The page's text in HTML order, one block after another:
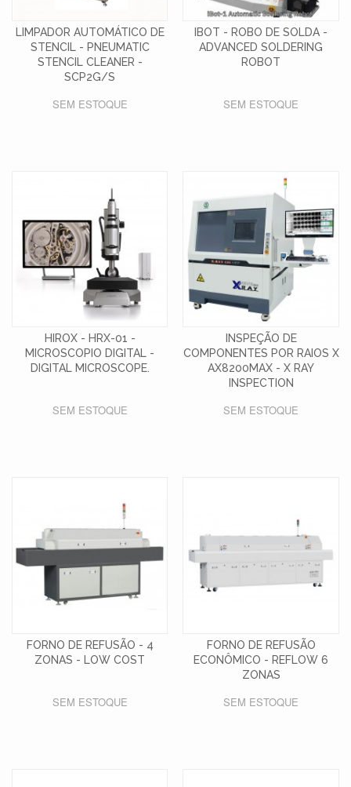
LIMPADOR AUTOMÁTICO DE
STENCIL - PNEUMATIC
STENCIL CLEANER -
SCP2G/S
SEM ESTOQUE
IBOT - ROBO DE SOLDA -
ADVANCED SOLDERING
ROBOT
SEM ESTOQUE
HIROX - HRX-01 -
MICROSCOPIO DIGITAL -
DIGITAL MICROSCOPE.
SEM ESTOQUE
INSPEÇÃO DE
COMPONENTES POR RAIOS X
AX8200MAX - X RAY
INSPECTION
SEM ESTOQUE
FORNO DE REFUSÃO - 4
ZONAS - LOW COST
SEM ESTOQUE
FORNO DE REFUSÃO
ECONÔMICO - REFLOW 6
ZONAS
SEM ESTOQUE